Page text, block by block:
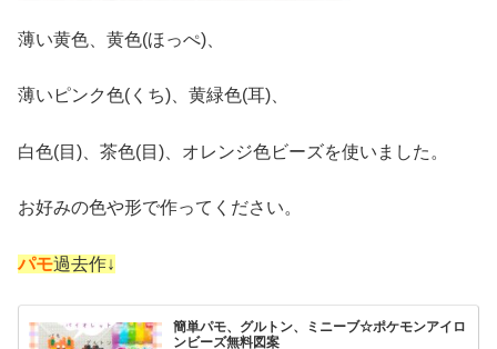
薄い黄色、黄色(ほっぺ)、
薄いピンク色(くち)、黄緑色(耳)、
白色(目)、茶色(目)、オレンジ色ビーズを使いました。
お好みの色や形で作ってください。
パモ過去作↓
簡単パモ、グルトン、ミニーブ☆ポケモンアイロ
ンビーズ無料図案